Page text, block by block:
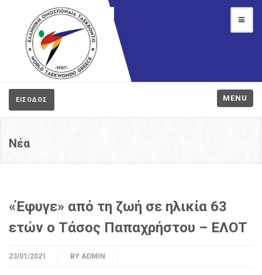
ΕΙΣΟΔΟΣ MENU
Νέα
«Έφυγε» από τη ζωή σε ηλικία 63
ετών ο Τάσος Παπαχρήστου – ΕΛΟΤ
23/01/2021 BY ADMIN